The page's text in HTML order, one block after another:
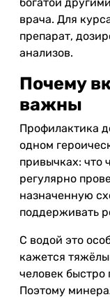
врача. Для
препарат,
анализов.
Почему
важны
Профилактика
одном
привычках: что
регулярно
назначенную
поддерживать
С водой это
кажется
человек быстро
Поэтому